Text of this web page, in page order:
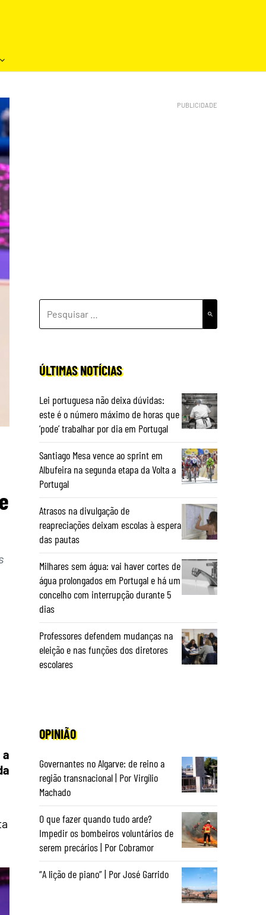
POR:
ÚLTIMAS NOTÍCIAS
Lei portuguesa não deixa dúvidas:
este é o número máximo de horas que
‘pode’ trabalhar por dia em Portugal
Santiago Mesa vence ao sprint em
Albufeira na segunda etapa da Volta a
Portugal
Atrasos na divulgação de
reapreciações deixam escolas à espera
das pautas
Milhares sem água: vai haver cortes de
água prolongados em Portugal e há um
concelho com interrupção durante 5
dias
Professores defendem mudanças na
eleição e nas funções dos diretores
escolares
OPINIÃO
Governantes no Algarve: de reino a
região transnacional | Por Virgílio
Machado
O que fazer quando tudo arde?
Impedir os bombeiros voluntários de
serem precários | Por Cobramor
“A lição de piano” | Por José Garrido